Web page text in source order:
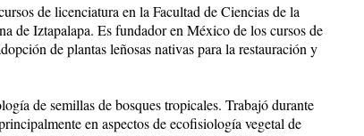
de licenciatura en la Facultad de Ciencias de la
de Iztapalapa. Es fundador en México de los cursos de
de plantas leñosas nativas para la restauración y
de semillas de bosques tropicales. Trabajó durante
en aspectos de ecofisiología vegetal de